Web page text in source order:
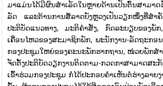
ມາແມ່ນໄດ້ມີຜົນສໍາເລັດໃນຫຼາຍດ້ານເປັນຕົ້ນສາມາ
ລັດ ແລະຕ້ານການສໍ້ລາດບັງຫຼວງເປັນວຽກໜຶ່ງທີ່ສ
ປະຕິບັດແນວທາງ, ມະຕິຄຳສັ່ງ, ກົດລະບຽບຂອງພັ
ເຄື່ອນໄຫວຂອງສະມາຊິກພັກ, ພະນັກງານ-ລັດຖະກອ
ກອງປະຊຸມໃຫຍ່ຂອງຄະນະພັກຮາກຖານ, ໜ່ວຍພັກສ
ຈັດຕັ້ງປະຕິບັດວຽກງານຕິດຕາມ-ກວດກາສາມາດສ
ເຂົ້້າຮ່ວມກອງປະຊຸມ ກໍ່ໄດ້ປະກອບຄໍາເຫັນຕໍ່ຮ່າງລາ